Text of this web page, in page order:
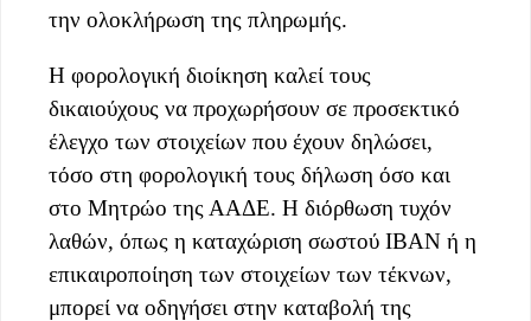
την ολοκλήρωση της πληρωμής.
Η φορολογική διοίκηση καλεί τους
δικαιούχους να προχωρήσουν σε προσεκτικό
έλεγχο των στοιχείων που έχουν δηλώσει,
τόσο στη φορολογική τους δήλωση όσο και
στο Μητρώο της ΑΑΔΕ. Η διόρθωση τυχόν
λαθών, όπως η καταχώριση σωστού IBAN ή η
επικαιροποίηση των στοιχείων των τέκνων,
μπορεί να οδηγήσει στην καταβολή της